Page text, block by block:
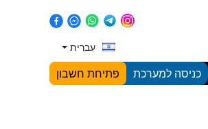
עִברִית
כניסה למערכת פתיחת חשבון